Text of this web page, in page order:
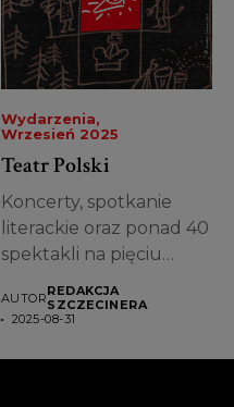
Wydarzenia
Wrzesień 2025
Teatr Polski
Koncerty, spotkanie
literackie oraz ponad 40
spektakli na pięciu
AUTORREDAKCJA
SZCZECINERA
2025-08-31